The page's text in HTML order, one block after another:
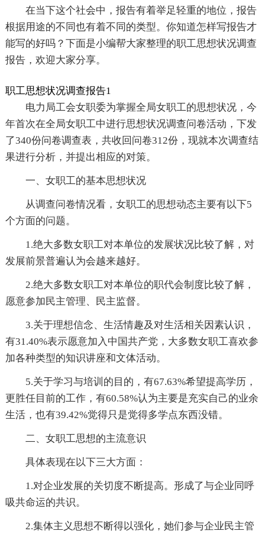
在当下这个社会中，报告有着举足轻重的地位，报告
根据用途的不同也有着不同的类型。你知道怎样写报告才
能写的好吗？下面是小编帮大家整理的职工思想状况调查
报告，欢迎大家分享。
职工思想状况调查报告1
电力局工会女职委为掌握全局女职工的思想状况，今
年首次在全局女职工中进行思想状况调查问卷活动，下发
了340份问卷调查表，共收回问卷312份，现就本次调查结
果进行分析，并提出相应的对策。
一、女职工的基本思想状况
从调查问卷情况看，女职工的思想动态主要有以下5
个方面的问题。
1.绝大多数女职工对本单位的发展状况比较了解，对
发展前景普遍认为会越来越好。
2.绝大多数女职工对本单位的职代会制度比较了解，
愿意参加民主管理、民主监督。
3.关于理想信念、生活情趣及对生活相关因素认识，
有31.40%表示愿意加入中国共产党，大多数女职工喜欢参
加各种类型的知识讲座和文体活动。
5.关于学习与培训的目的，有67.63%希望提高学历，
更胜任目前的工作，有60.58%认为主要是充实自己的业余
生活，也有39.42%觉得只是觉得多学点东西没错。
二、女职工思想的主流意识
具体表现在以下三大方面：
1.对企业发展的关切度不断提高。形成了与企业同呼
吸共命运的共识。
2.集体主义思想不断得以强化，她们参与企业民主管